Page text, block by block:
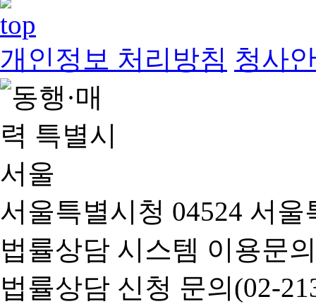
개인정보 처리방침 청사
서울특별시청 04524 서
법률상담 시스템 이용문
법률상담 신청 문의(02-